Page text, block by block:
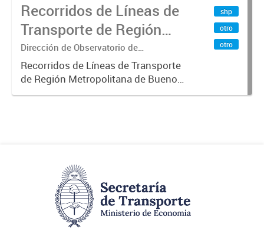
Recorridos de Líneas de
Transporte de Región
Metropolitana de
Buenos Aires (RMBA)
Dirección de Observatorio de
Transporte, Estudio y Sistemas
Recorridos de Líneas de Transporte
de Región Metropolitana de Buenos
Aires (RMBA).-
shp
otro
otro